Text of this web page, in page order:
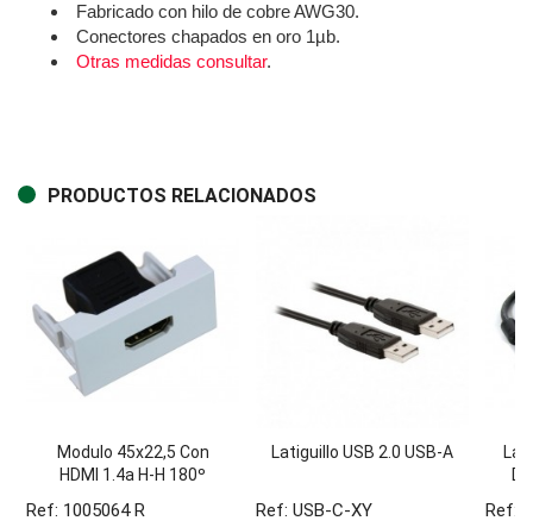
Fabricado con hilo de cobre AWG30.
Conectores chapados en oro 1µb.
Otras medidas consultar.
PRODUCTOS RELACIONADOS
Modulo 45x22,5 Con
HDMI 1.4a H-H 180º
Ref: 1005064 R
Latiguillo USB 2.0 USB-A
Ref: USB-C-XY Ref: